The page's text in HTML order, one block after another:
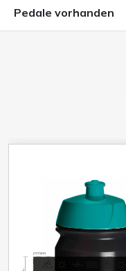
Pedale vorhanden